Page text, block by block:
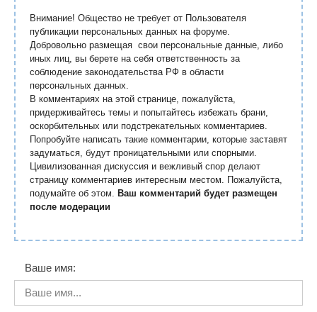
Внимание! Общество не требует от Пользователя
публикации персональных данных на форуме.
Добровольно размещая свои персональные данные, либо
иных лиц, вы берете на себя ответственность за
соблюдение законодательства РФ в области
персональных данных.
В комментариях на этой странице, пожалуйста,
придерживайтесь темы и попытайтесь избежать брани,
оскорбительных или подстрекательных комментариев.
Попробуйте написать такие комментарии, которые заставят
задуматься, будут проницательными или спорными.
Цивилизованная дискуссия и вежливый спор делают
страницу комментариев интересным местом. Пожалуйста,
подумайте об этом. Ваш комментарий будет размещен
после модерации
Ваше имя: